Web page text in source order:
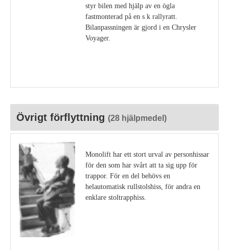
styr bilen med hjälp av en ögla
fastmonterad på en s k rallyratt.
Bilanpassningen är gjord i en Chrysler
Voyager.
Övrigt förflyttning (28 hjälpmedel)
Monolift har ett stort urval av personhissar
för den som har svårt att ta sig upp för
trappor. För en del behövs en
helautomatisk rullstolshiss, för andra en
enklare stoltrapphiss.